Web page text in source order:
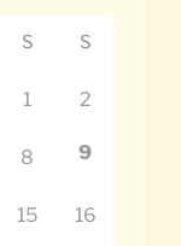
S S
1 2
8 9
15 16